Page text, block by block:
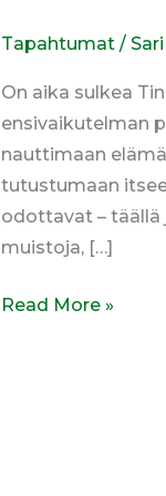
Tapahtumat/ Sari
On aika sulkea
ensivaikutelman
nauttimaan
tutustumaan
odottavat – täällä
muistoja, […]
Read More »